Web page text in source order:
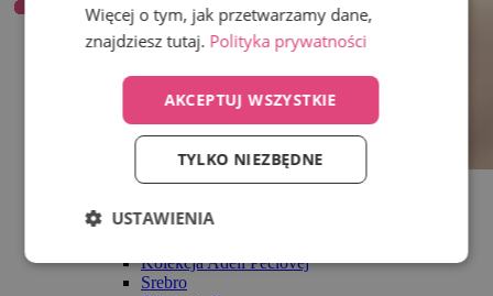
Wszystko w kategorii Biżuteria
Bransoletki
Kolekcja Adéli Pečlovej
Srebro
Więcej o tym, jak przetwarzamy dane,
znajdziesz tutaj. Polityka prywatności
AKCEPTUJ WSZYSTKIE
TYLKO NIEZBĘDNE
USTAWIENIA